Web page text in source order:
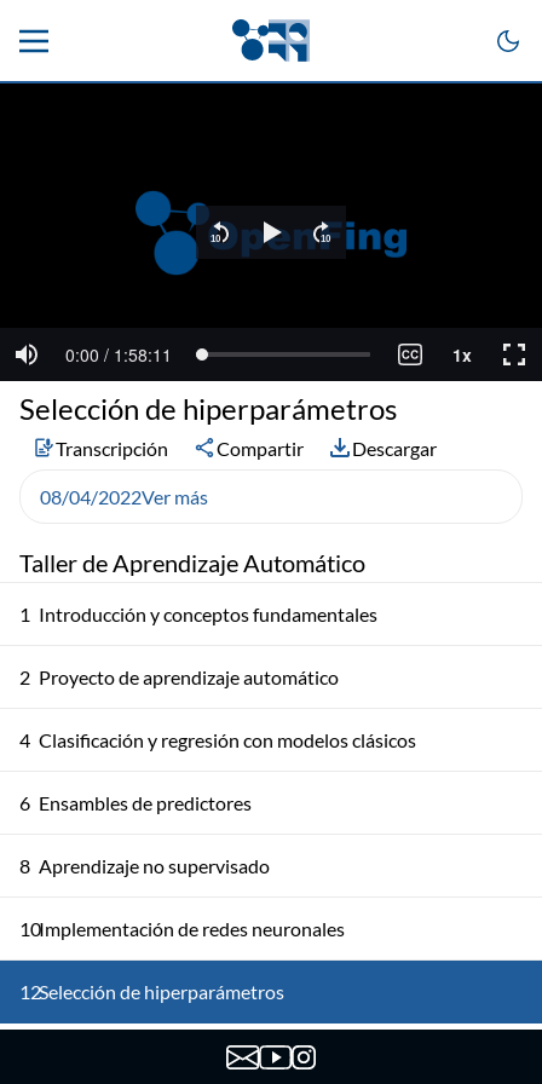
Taller de Aprendizaje Automático
1 Introducción y conceptos fundamentales
2 Proyecto de aprendizaje automático
4 Clasificación y regresión con modelos clásicos
6 Ensambles de predictores
8 Aprendizaje no supervisado
10Implementación de redes neuronales
12Selección de hiperparámetros
Entrenando redes profundas I
Selección de hiperparámetros
Transcripción Compartir Descargar
08/04/2022Ver más